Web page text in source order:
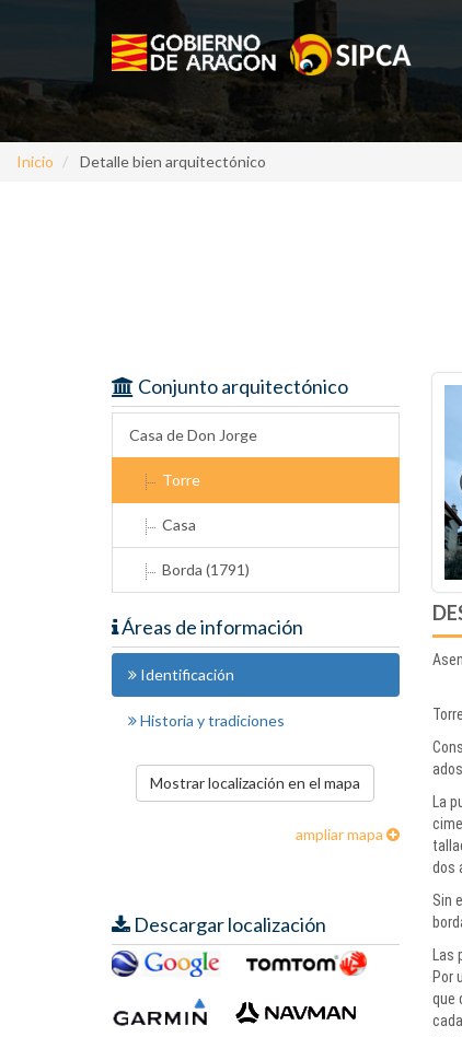
Inicio Detalle bien arquitectónico
Conjunto arquitectónico
Casa de Don Jorge
Torre
Casa
Borda (1791)
Áreas de información
Identificación
Historia y tradiciones
Mostrar localización en el mapa
ampliar mapa
Descargar localización
La
dos
Sin
Por
que